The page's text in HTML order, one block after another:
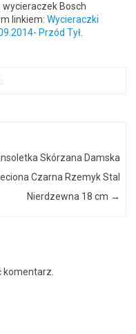
Bosch
linkiem: Wycieraczki
Przód Tył.
Skórzana Damska
Czarna Rzemyk Stal
Nierdzewna 18 cm →
komentarz.